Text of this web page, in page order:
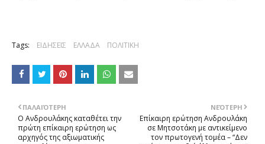
Tags: ΕΙΔΗΣΕΙΣ ΕΛΛΑΔΑ ΠΟΛΙΤΙΚΗ
ΝΕΌΤΕΡΗ
Επίκαιρη ερώτηση Ανδρουλάκη
σε Μητσοτάκη με αντικείμενο
τον πρωτογενή τομέα – “Δεν
ΠΑΛΑΙΌΤΕΡΗ
Ο Ανδρουλάκης καταθέτει την
πρώτη επίκαιρη ερώτηση ως
αρχηγός της αξιωματικής